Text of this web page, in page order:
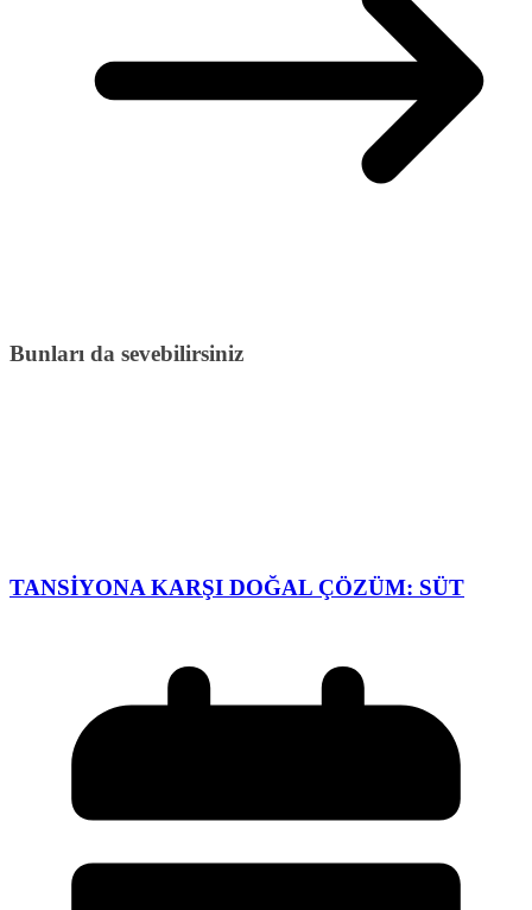
Bunları da sevebilirsiniz
TANSİYONA KARŞI DOĞAL ÇÖZÜM: SÜT